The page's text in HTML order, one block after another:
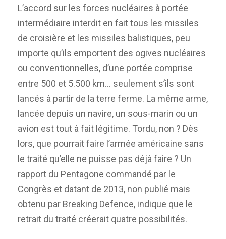
L’accord sur les forces nucléaires à portée
intermédiaire interdit en fait tous les missiles
de croisière et les missiles balistiques, peu
importe qu’ils emportent des ogives nucléaires
ou conventionnelles, d’une portée comprise
entre 500 et 5.500 km… seulement s’ils sont
lancés à partir de la terre ferme. La même arme,
lancée depuis un navire, un sous-marin ou un
avion est tout à fait légitime. Tordu, non ? Dès
lors, que pourrait faire l’armée américaine sans
le traité qu’elle ne puisse pas déjà faire ? Un
rapport du Pentagone commandé par le
Congrès et datant de 2013, non publié mais
obtenu par Breaking Defence, indique que le
retrait du traité créerait quatre possibilités.